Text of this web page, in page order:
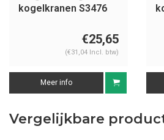
kogelkranen S3476
€25,65
(€31,04 Incl. btw)
Meer info
Vergelijkbare